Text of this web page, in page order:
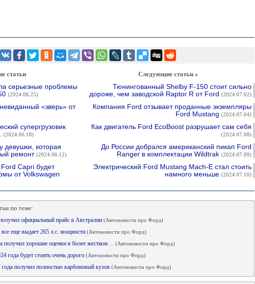
статьи
серьезные проблемы
(2024.06.25)
«зверь» от
супергрузовик
(2024.06.18)
девушки, которая
ремонт (2024.06.12)
Capri будет
от Volkswagen
Следующие статьи »
Тюнингованный Shelby F-150 стоит сильно
дороже, чем заводской Raptor R от Ford (2024.07.02)
Компания Ford отзывает проданные экземпляры
Ford Mustang (2024.07.04)
Как двигатель Ford EcoBoost разрушает сам себя
(2024.07.08)
До России добрался американский пикап Ford
Ranger в комплектации Wildtrak (2024.07.09)
Электрический Ford Mustang Mach-E стал стоить
намного меньше (2024.07.10)
по теме:
официальный прайс в Австралии (Автоновости про Форд)
еще выдает 265 л.с. мощности (Автоновости про Форд)
получил хорошие оценки в более жестком… (Автоновости про Форд)
года будет стоить очень дорого (Автоновости про Форд)
получил полностью карбоновый кузов (Автоновости про Форд)